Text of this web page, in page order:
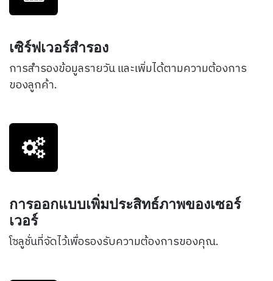
เซิร์ฟเวอร์สำรอง
การสำรองข้อมูลรายวัน และเพิ่มได้ตามความต้องการ
ของลูกค้า.
การออกแบบเพิ่มประสิทธ์ภาพของเซอร์
เวอร์
โซลูชั่นที่จัดไว้เพื่อรองรับความต้องการของคุณ.